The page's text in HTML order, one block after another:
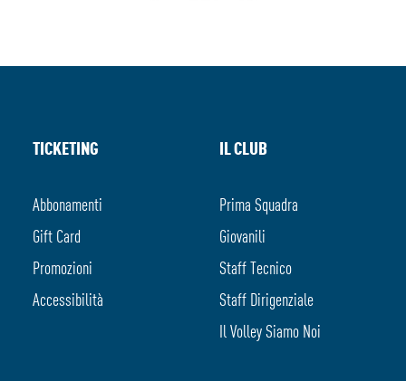
TICKETING
Abbonamenti
Gift Card
Promozioni
Accessibilità
IL CLUB
Prima Squadra
Giovanili
Staff Tecnico
Staff Dirigenziale
Il Volley Siamo Noi